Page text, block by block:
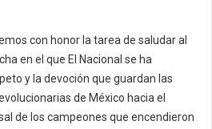
con honor la tarea de saludar al
en el que El Nacional se ha
y la devoción que guardan las
de México hacia el
de los campeones que encendieron